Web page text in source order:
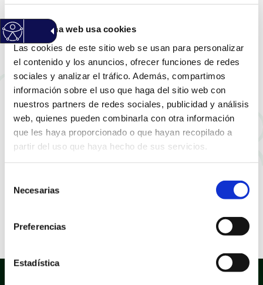
Esta página web usa cookies
Las cookies de este sitio web se usan para personalizar
el contenido y los anuncios, ofrecer funciones de redes
sociales y analizar el tráfico. Además, compartimos
información sobre el uso que haga del sitio web con
nuestros partners de redes sociales, publicidad y análisis
web, quienes pueden combinarla con otra información
que les haya proporcionado o que hayan recopilado a
partir del uso que haya hecho de sus servicios.
Necesarias
Preferencias
Estadística
públicos y creará el primer
palmeral urbano del
municipio